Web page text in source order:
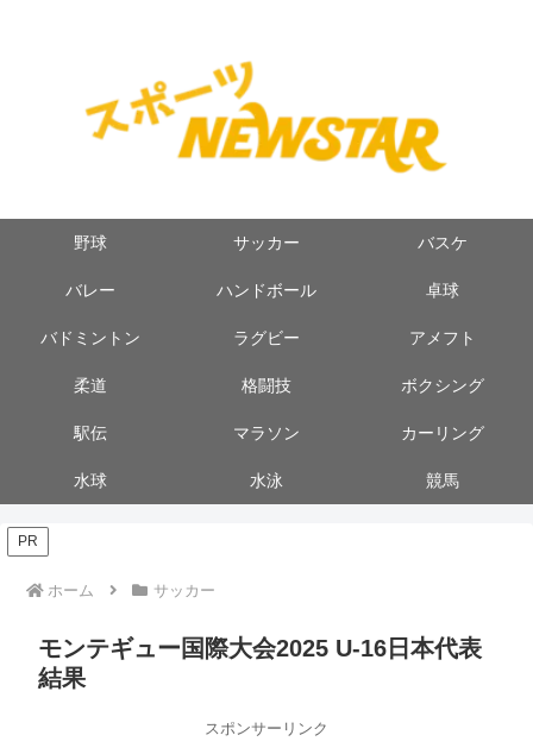
野球 サッカー バスケ
バレー ハンドボール 卓球
バドミントン ラグビー アメフト
柔道 格闘技 ボクシング
駅伝 マラソン カーリング
水球 水泳 競馬
PR
ホーム サッカー
モンテギュー国際大会2025 U-16日本代表
結果
スポンサーリンク